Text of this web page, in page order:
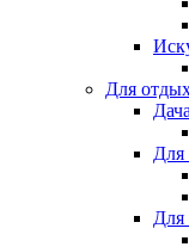
Для
Для
Для